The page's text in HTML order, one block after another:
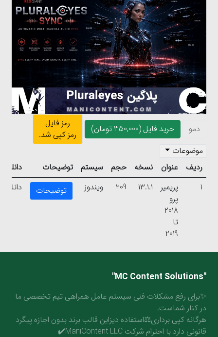
دمو خرید فایل (350,000 تومان)
رمز فایل
رمز کپی شد.
موضوعات
ردیف
عنوان نسخه حجم سیستم توضیحات
دانلود
1
پریمیر
پرو
2018
تا
2019
13.1.1
209 ویندوز توضیحات دانلود
"MC Content Solutions"
✨برای رفع مشکلات فنی سیستم عامل همراهی تیم تخصصی ما
در کنار شماست.
هرگانه کپی برداری⚖️استفاده دیزاین قالب برند بدون اجازه پیگرد
قانونی دارد با احترام شرکت ManiContent LLC✔️